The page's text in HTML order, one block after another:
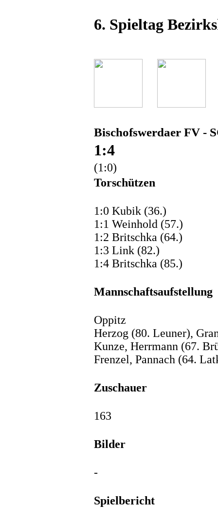
6. Spieltag
Bischofswerdaer FV -
1:4
(1:0)
Torschützen
1:0 Kubik (36.)
1:1 Weinhold (57.)
1:2 Britschka (64.)
1:3 Link (82.)
1:4 Britschka (85.)
Mannschaftsaufstellung
Oppitz
Herzog (80. Leuner),
Kunze, Herrmann (67.
Frenzel, Pannach (64.
Zuschauer
163
Bilder
-
Spielbericht